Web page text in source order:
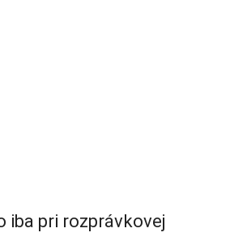
iba pri rozprávkovej